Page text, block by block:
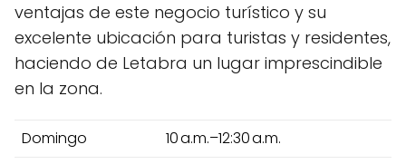
ventajas de este negocio turístico y su
excelente ubicación para turistas y residentes,
haciendo de Letabra un lugar imprescindible
en la zona.
Domingo
10 a.m.–12:30 a.m.